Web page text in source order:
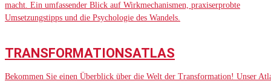
macht. Ein umfassender Blick auf Wirkmechanismen, praxiserprobte
Umsetzungstipps und die Psychologie des Wandels.
TRANSFORMATIONSATLAS
Bekommen Sie einen Überblick über die Welt der Transformation! Unser